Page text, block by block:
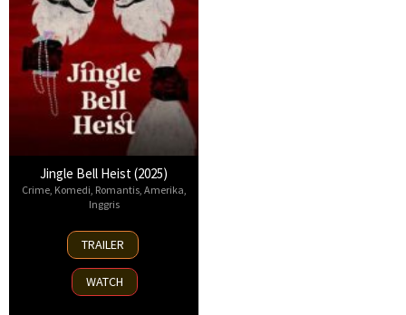
Jingle Bell Heist (2025)
Crime, Komedi Romantis, Amerika
Inggris
25
Nov
2025
TRAILER
WATCH